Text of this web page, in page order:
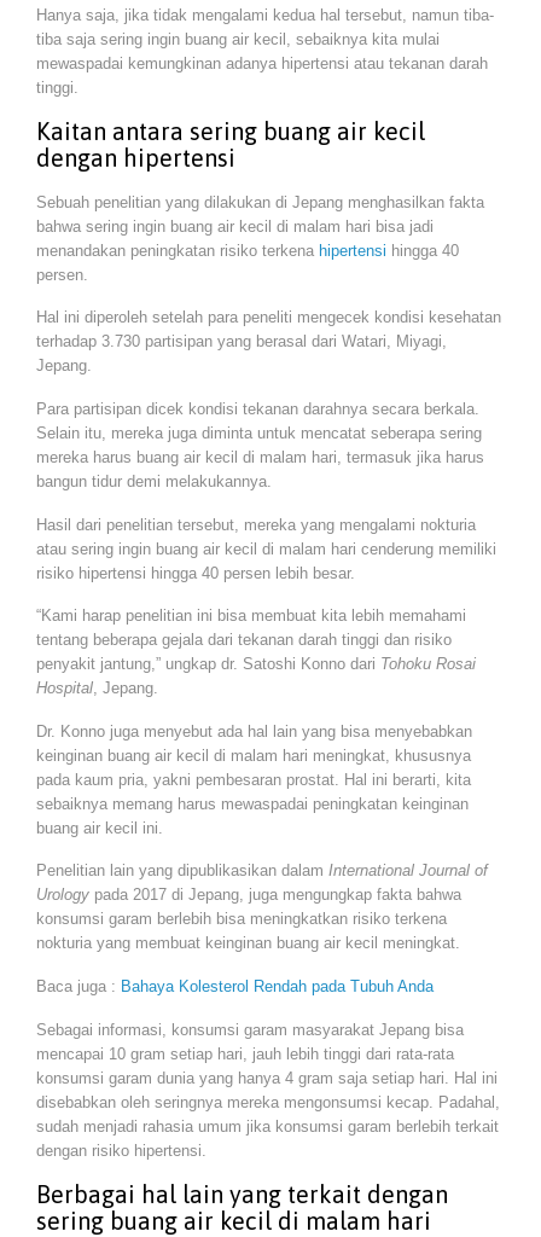
Hanya saja, jika tidak mengalami kedua hal tersebut, namun tiba-
tiba saja sering ingin buang air kecil, sebaiknya kita mulai
mewaspadai kemungkinan adanya hipertensi atau tekanan darah
tinggi.
Kaitan antara sering buang air kecil
dengan hipertensi
Sebuah penelitian yang dilakukan di Jepang menghasilkan fakta
bahwa sering ingin buang air kecil di malam hari bisa jadi
menandakan peningkatan risiko terkena hipertensi hingga 40
persen.
Hal ini diperoleh setelah para peneliti mengecek kondisi kesehatan
terhadap 3.730 partisipan yang berasal dari Watari, Miyagi,
Jepang.
Para partisipan dicek kondisi tekanan darahnya secara berkala.
Selain itu, mereka juga diminta untuk mencatat seberapa sering
mereka harus buang air kecil di malam hari, termasuk jika harus
bangun tidur demi melakukannya.
Hasil dari penelitian tersebut, mereka yang mengalami nokturia
atau sering ingin buang air kecil di malam hari cenderung memiliki
risiko hipertensi hingga 40 persen lebih besar.
“Kami harap penelitian ini bisa membuat kita lebih memahami
tentang beberapa gejala dari tekanan darah tinggi dan risiko
penyakit jantung,” ungkap dr. Satoshi Konno dari Tohoku Rosai
Hospital, Jepang.
Dr. Konno juga menyebut ada hal lain yang bisa menyebabkan
keinginan buang air kecil di malam hari meningkat, khususnya
pada kaum pria, yakni pembesaran prostat. Hal ini berarti, kita
sebaiknya memang harus mewaspadai peningkatan keinginan
buang air kecil ini.
Penelitian lain yang dipublikasikan dalam International Journal of
Urology pada 2017 di Jepang, juga mengungkap fakta bahwa
konsumsi garam berlebih bisa meningkatkan risiko terkena
nokturia yang membuat keinginan buang air kecil meningkat.
Baca juga : Bahaya Kolesterol Rendah pada Tubuh Anda
Sebagai informasi, konsumsi garam masyarakat Jepang bisa
mencapai 10 gram setiap hari, jauh lebih tinggi dari rata-rata
konsumsi garam dunia yang hanya 4 gram saja setiap hari. Hal ini
disebabkan oleh seringnya mereka mengonsumsi kecap. Padahal,
sudah menjadi rahasia umum jika konsumsi garam berlebih terkait
dengan risiko hipertensi.
Berbagai hal lain yang terkait dengan
sering buang air kecil di malam hari